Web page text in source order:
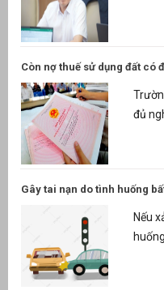
Còn nợ thuế sử dụng đất có
đủ
Gây tai nạn do tình huống
Nếu